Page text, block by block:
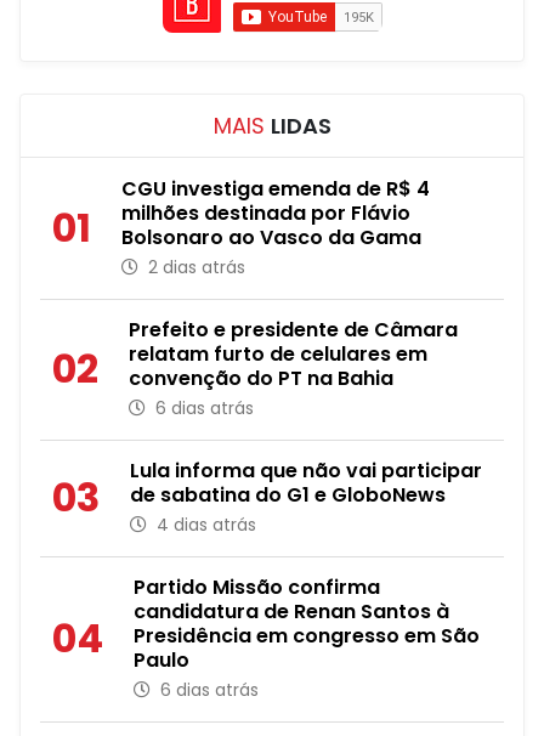
MAIS LIDAS
01
CGU investiga emenda de R$ 4
milhões destinada por Flávio
Bolsonaro ao Vasco da Gama
2 dias atrás
02
Prefeito e presidente de Câmara
relatam furto de celulares em
convenção do PT na Bahia
6 dias atrás
03
Lula informa que não vai participar
de sabatina do G1 e GloboNews
4 dias atrás
04
Partido Missão confirma
candidatura de Renan Santos à
Presidência em congresso em São
Paulo
6 dias atrás